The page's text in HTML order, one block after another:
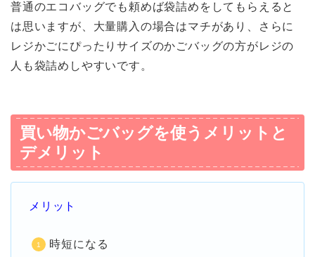
普通のエコバッグでも頼めば袋詰めをしてもらえると
は思いますが、大量購入の場合はマチがあり、さらに
レジかごにぴったりサイズのかごバッグの方がレジの
人も袋詰めしやすいです。
買い物かごバッグを使うメリットと
デメリット
メリット
時短になる